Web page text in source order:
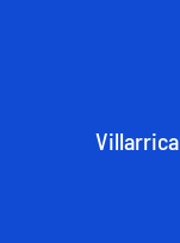
Villarrica